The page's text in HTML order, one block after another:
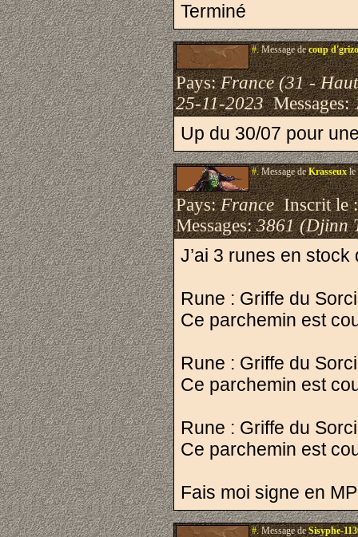
Terminé
#.Message decoup
Pays:France (31 -
25-11-2023Messages:
Up du 30/07 pour
#.Message deKrasseuxle
Pays:FranceInscrit le
Messages:3861 (Djinn
J’ai 3 runes en
Rune : Griffe du
Ce parchemin est
Rune : Griffe du
Ce parchemin est
Rune : Griffe du
Ce parchemin est
Fais moi signe en
#.Message deSisyphe-